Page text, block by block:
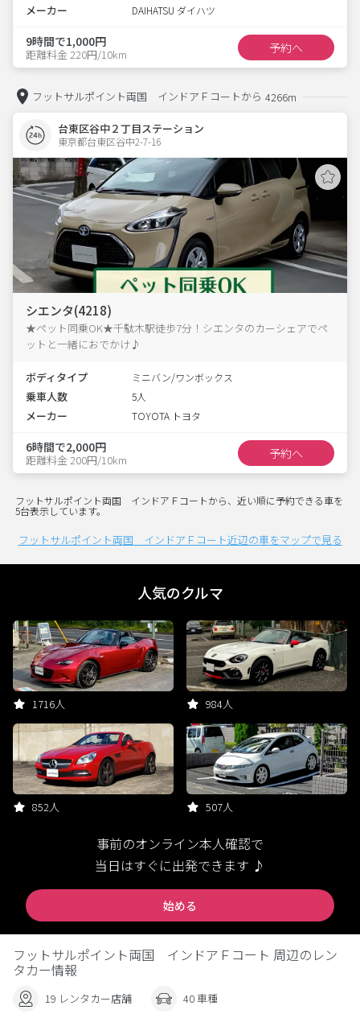
メーカー DAIHATSU ダイハツ
9時間で1,000円
距離料金 220円/10km 予約へ
フットサルポイント両国 インドアＦコートから 4266m
台東区谷中２丁目ステーション
東京都台東区谷中2-7-16
シエンタ(4218)
★ペット同乗OK★千駄木駅徒歩7分！シエンタのカーシェアでペ
ットと一緒におでかけ♪
ボディタイプ ミニバン/ワンボックス
乗車人数 5人
メーカー TOYOTA トヨタ
6時間で2,000円
距離料金 200円/10km 予約へ
フットサルポイント両国 インドアＦコートから、近い順に予約できる車を
5台表示しています。
フットサルポイント両国 インドアＦコート近辺の車をマップで見る
人気のクルマ
1716人 984人
852人 507人
事前のオンライン本人確認で
当日はすぐに出発できます ♪
始める
フットサルポイント両国 インドアＦコート 周辺のレン
タカー情報
19 レンタカー店舗 40 車種